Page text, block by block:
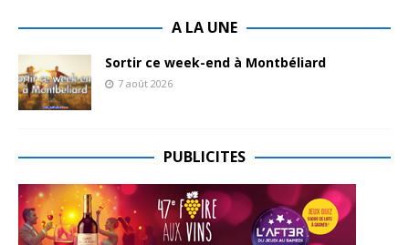
A LA UNE
Sortir ce week-end à Montbéliard
7 août 2026
PUBLICITES